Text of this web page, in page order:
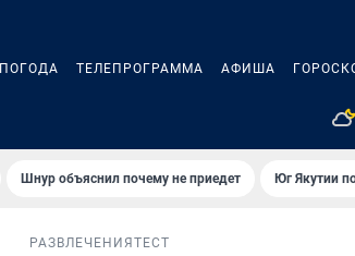
ПОГОДА ТЕЛЕПРОГРАММА АФИША
Шнур объяснил почему не приедет Юг Якутии
РАЗВЛЕЧЕНИЯ ТЕСТ